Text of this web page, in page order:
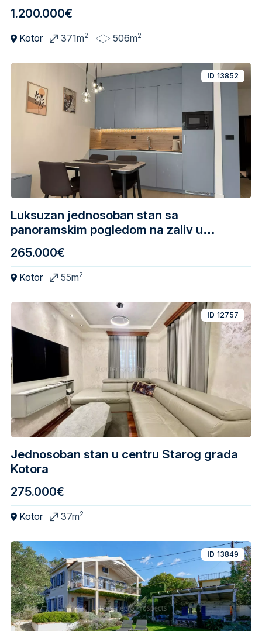
1.200.000€
Kotor 371m2 506m2
Luksuzan jednosoban stan sa
panoramskim pogledom na zaliv u
ID 13852
265.000€
Kotor 55m2
Jednosoban stan u centru Starog grada
Kotora
ID 12757
275.000€
Kotor 37m2
ID 13849